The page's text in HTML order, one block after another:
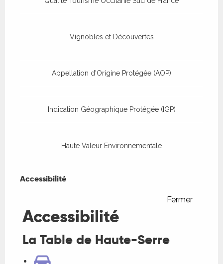
Vignobles et Découvertes
Appellation d'Origine Protégée (AOP)
Indication Géographique Protégée (IGP)
Haute Valeur Environnementale
Accessibilité
Fermer
Accessibilité
La Table de Haute-Serre